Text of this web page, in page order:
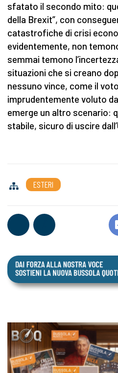
sfatato il secondo mito:
della Brexit”, con
catastrofiche di crisi
evidentemente, non
semmai temono
situazioni che si creano
nessuno vince, come il
imprudentemente voluto
emerge un altro scenario:
stabile, sicuro di uscire
ESTERI